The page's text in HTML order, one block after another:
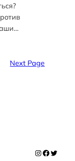
Next Page
Instagram